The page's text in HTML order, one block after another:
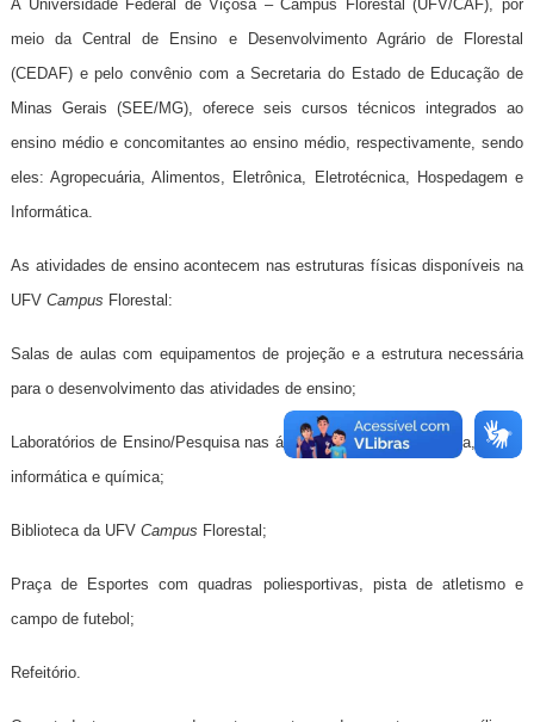
A Universidade Federal de Viçosa – Campus Florestal (UFV/CAF), por
meio da Central de Ensino e Desenvolvimento Agrário de Florestal
(CEDAF) e pelo convênio com a Secretaria do Estado de Educação de
Minas Gerais (SEE/MG), oferece seis cursos técnicos integrados ao
ensino médio e concomitantes ao ensino médio, respectivamente, sendo
eles: Agropecuária, Alimentos, Eletrônica, Eletrotécnica, Hospedagem e
Informática.
As atividades de ensino acontecem nas estruturas físicas disponíveis na
UFV Campus Florestal:
Salas de aulas com equipamentos de projeção e a estrutura necessária
para o desenvolvimento das atividades de ensino;
Laboratórios de Ensino/Pesquisa nas áreas de alimentos, biologia, física,
informática e química;
Biblioteca da UFV Campus Florestal;
Praça de Esportes com quadras poliesportivas, pista de atletismo e
campo de futebol;
Refeitório.